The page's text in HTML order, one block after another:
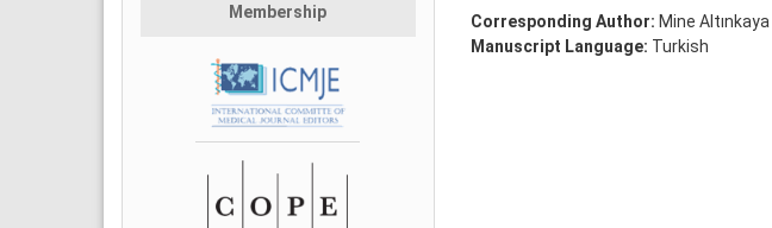
Membership
Corresponding Author: Mine
Manuscript Language: Turkish